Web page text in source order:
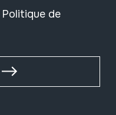
Politique de